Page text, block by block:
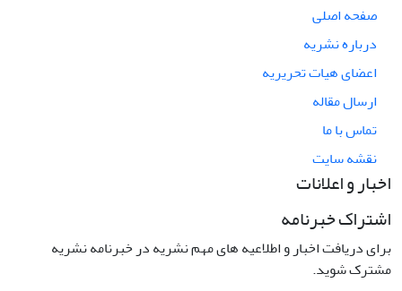
صفحه اصلی
درباره نشریه
اعضای هیات تحریریه
ارسال مقاله
تماس با ما
نقشه سایت
اخبار و اعلانات
اشتراک خبرنامه
برای دریافت اخبار و اطلاعیه های مهم نشریه در خبرنامه نشریه
مشترک شوید.